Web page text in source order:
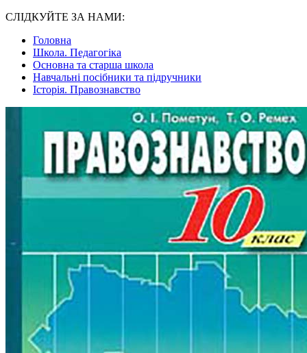
СЛІДКУЙТЕ ЗА НАМИ:
Головна
Школа. Педагогіка
Основна та старша школа
Навчальні посібники та підручники
Історія. Правознавство